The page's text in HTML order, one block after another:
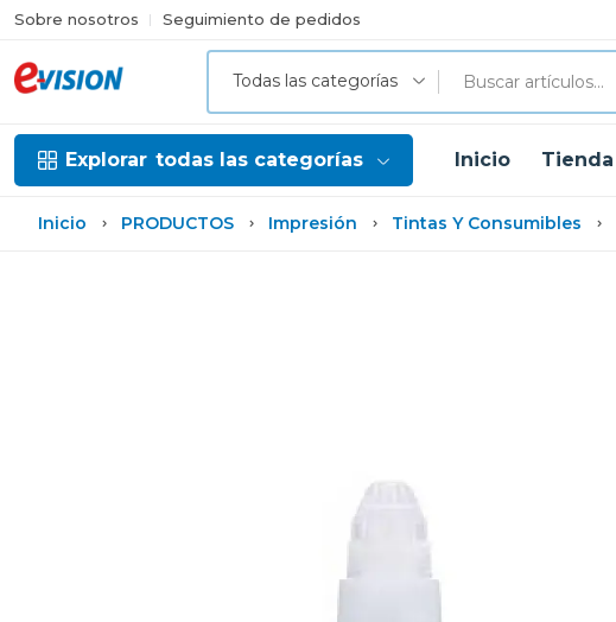
Sobre nosotros Seguimiento de pedidos
Todas las categorías
Explorar todas las categorías Inicio Tienda
Inicio PRODUCTOS Impresión Tintas Y Consumibles